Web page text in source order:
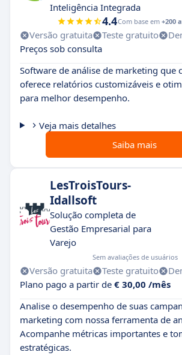
Inteligência Integrada
4.4Com base em +200
Versão gratuita Teste gratuito
Preços sob consulta
Software de análise de marketing que
oferece relatórios customizáveis e
para melhor desempenho.
Veja mais detalhes
Saiba mais
LesTroisTours-
Idallsoft
Solução completa de
Gestão Empresarial para
Varejo
Sem avaliações de usuários
Versão gratuita Teste gratuito
Plano pago a partir de € 30,00 /mês
Analise o desempenho de suas
marketing com nossa ferramenta de
Acompanhe métricas importantes e
estratégicas.